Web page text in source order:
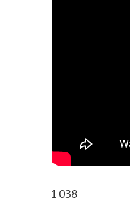
1 038